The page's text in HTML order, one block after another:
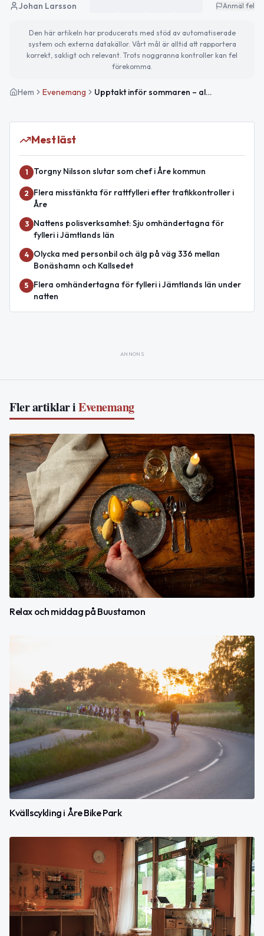
Johan Larsson Anmäl fel
Den här artikeln har producerats med stöd av automatiserade
system och externa datakällor. Vårt mål är alltid att rapportera
korrekt, sakligt och relevant. Trots noggranna kontroller kan fel
förekomma.
Hem Evenemang Upptakt inför sommaren – alla är välkomna
Mest läst
1 Torgny Nilsson slutar som chef i Åre kommun
2
Flera misstänkta för rattfylleri efter trafikkontroller i
Åre
3
Nattens polisverksamhet: Sju omhändertagna för
fylleri i Jämtlands län
4
Olycka med personbil och älg på väg 336 mellan
Bonäshamn och Kallsedet
5
Flera omhändertagna för fylleri i Jämtlands län under
natten
ANNONS
Fler artiklar iEvenemang
Relax och middag på Buustamon
Kvällscykling i Åre Bike Park